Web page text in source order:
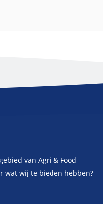
van Agri & Food
wat wij te bieden hebben?